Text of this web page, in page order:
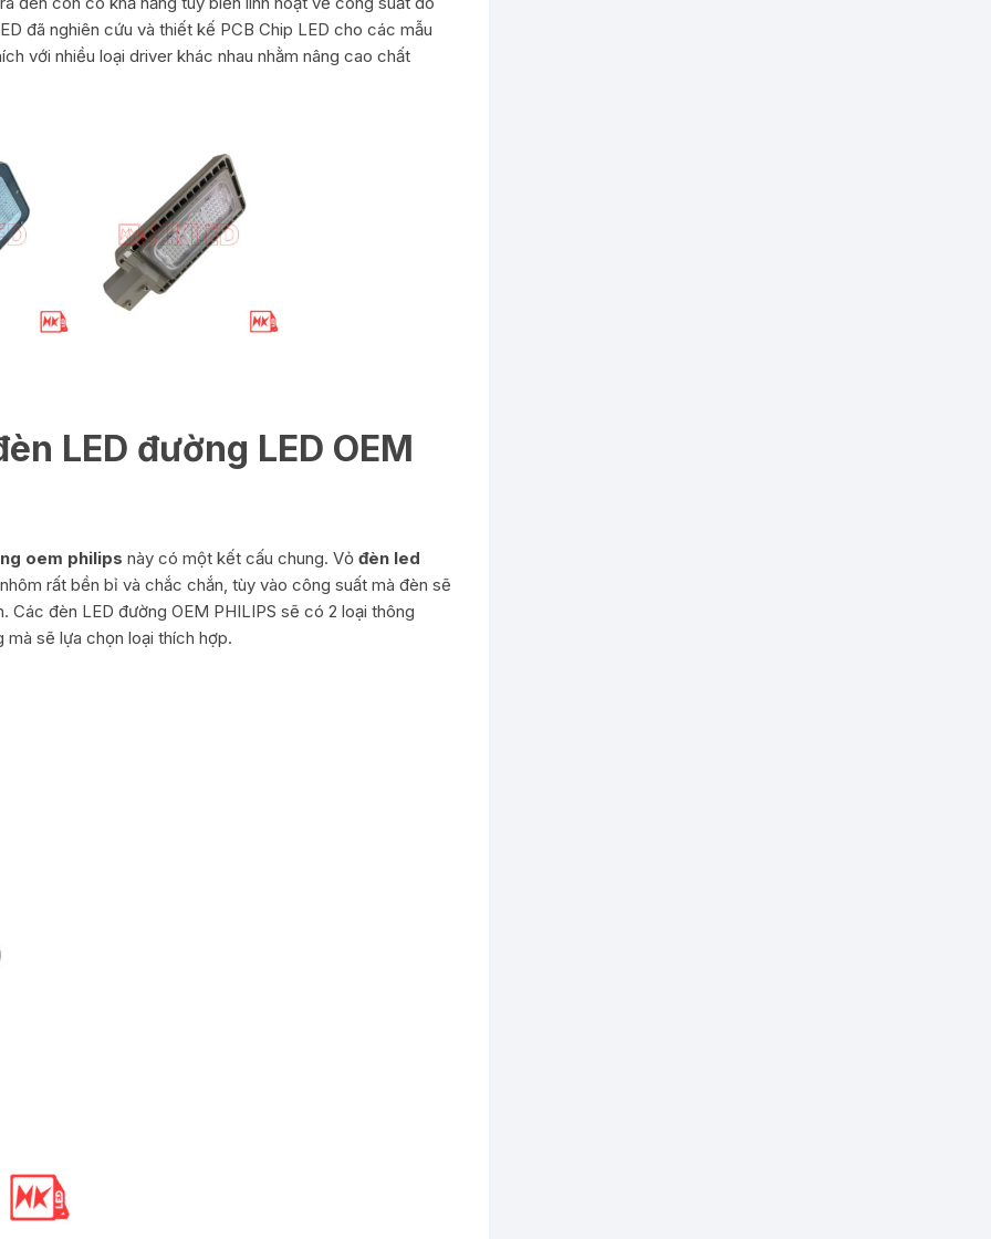
đã nghiên cứu và thiết kế PCB Chip LED cho các mẫu
với nhiều loại driver khác nhau nhằm nâng cao chất
LED đường LED OEM
oem philips này có một kết cấu chung. Vỏ đèn led
rất bền bỉ và chắc chắn, tùy vào công suất mà đèn sẽ
Các đèn LED đường OEM PHILIPS sẽ có 2 loại thông
mà sẽ lựa chọn loại thích hợp.